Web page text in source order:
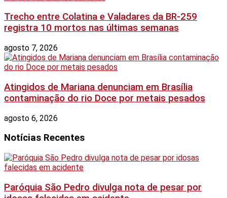
Trecho entre Colatina e Valadares da BR-259
registra 10 mortos nas últimas semanas
agosto 7, 2026
Atingidos de Mariana denunciam em Brasília
contaminação do rio Doce por metais pesados
agosto 6, 2026
Notícias Recentes
Paróquia São Pedro divulga nota de pesar por